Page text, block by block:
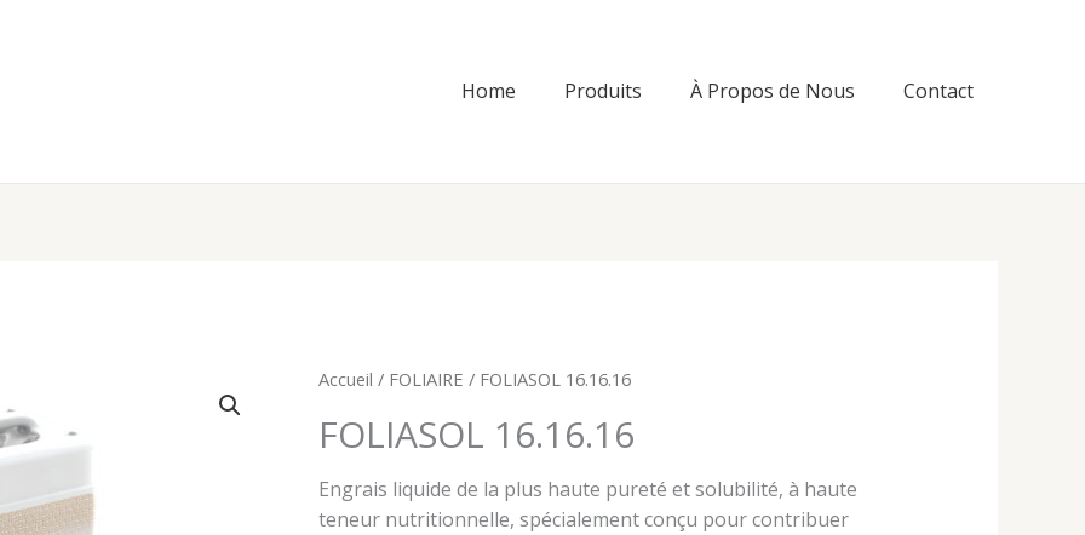
Home Produits À Propos de Nous Contact
Accueil / FOLIAIRE / FOLIASOL 16.16.16
FOLIASOL 16.16.16
Engrais liquide de la plus haute pureté et solubilité, à haute
teneur nutritionnelle, spécialement conçu pour contribuer